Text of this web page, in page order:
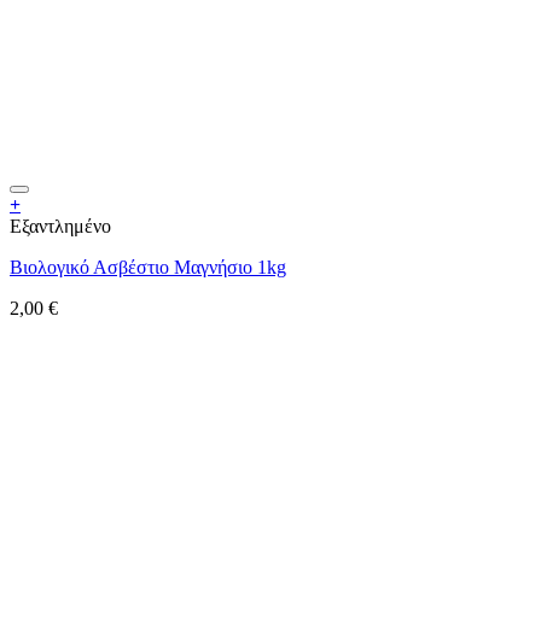
+
Εξαντλημένο
Βιολογικό Ασβέστιο Μαγνήσιο 1kg
2,00 €